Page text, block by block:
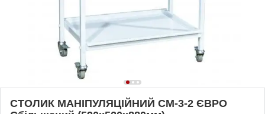
СТОЛИК МАНІПУЛЯЦІЙНИЙ СМ-3-2 ЄВРО